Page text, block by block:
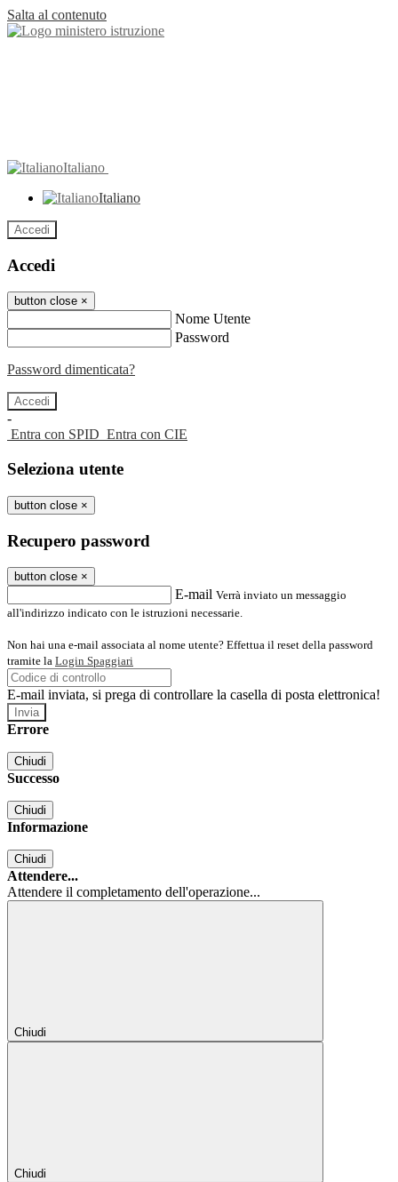
Salta al contenuto
Italiano
Italiano
Accedi
Accedi
button close ×
Nome Utente
Password
Password dimenticata?
-
Entra con SPID Entra con CIE
Seleziona utente
button close ×
Recupero password
button close ×
E-mail Verrà inviato un messaggio
all'indirizzo indicato con le istruzioni necessarie.
Non hai una e-mail associata al nome utente? Effettua il reset della password
tramite la Login Spaggiari
E-mail inviata, si prega di controllare la casella di posta elettronica!
Errore
Chiudi
Successo
Chiudi
Informazione
Chiudi
Attendere...
Attendere il completamento dell'operazione...
Chiudi
Chiudi